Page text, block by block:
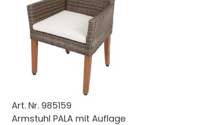
Art. Nr. 985159
Armstuhl PALA mit Auflage